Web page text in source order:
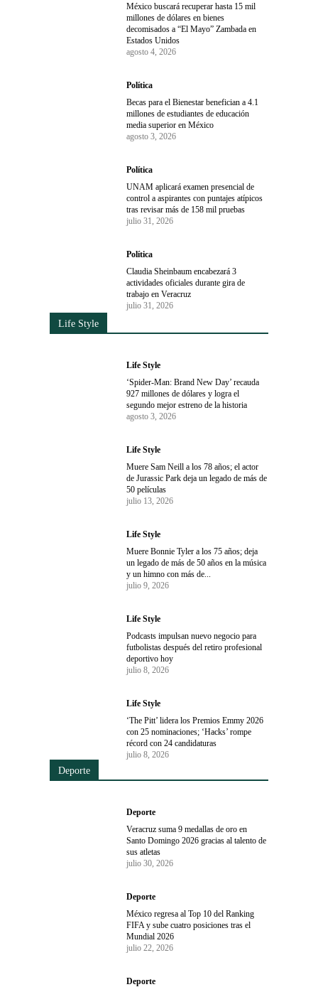
México buscará recuperar hasta 15 mil
millones de dólares en bienes
decomisados a “El Mayo” Zambada en
Estados Unidos
agosto 4, 2026
Política
Becas para el Bienestar benefician a 4.1
millones de estudiantes de educación
media superior en México
agosto 3, 2026
Política
UNAM aplicará examen presencial de
control a aspirantes con puntajes atípicos
tras revisar más de 158 mil pruebas
julio 31, 2026
Política
Claudia Sheinbaum encabezará 3
actividades oficiales durante gira de
trabajo en Veracruz
julio 31, 2026
Life Style
Life Style
‘Spider-Man: Brand New Day’ recauda
927 millones de dólares y logra el
segundo mejor estreno de la historia
agosto 3, 2026
Life Style
Muere Sam Neill a los 78 años; el actor
de Jurassic Park deja un legado de más de
50 películas
julio 13, 2026
Life Style
Muere Bonnie Tyler a los 75 años; deja
un legado de más de 50 años en la música
y un himno con más de...
julio 9, 2026
Life Style
Podcasts impulsan nuevo negocio para
futbolistas después del retiro profesional
deportivo hoy
julio 8, 2026
Life Style
‘The Pitt’ lidera los Premios Emmy 2026
con 25 nominaciones; ‘Hacks’ rompe
récord con 24 candidaturas
julio 8, 2026
Deporte
Deporte
Veracruz suma 9 medallas de oro en
Santo Domingo 2026 gracias al talento de
sus atletas
julio 30, 2026
Deporte
México regresa al Top 10 del Ranking
FIFA y sube cuatro posiciones tras el
Mundial 2026
julio 22, 2026
Deporte